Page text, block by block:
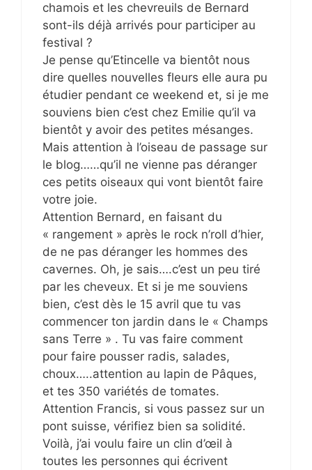
chamois et les chevreuils de Bernard
sont-ils déjà arrivés pour participer au
festival ?
Je pense qu’Etincelle va bientôt nous
dire quelles nouvelles fleurs elle aura pu
étudier pendant ce weekend et, si je me
souviens bien c’est chez Emilie qu’il va
bientôt y avoir des petites mésanges.
Mais attention à l’oiseau de passage sur
le blog……qu’il ne vienne pas déranger
ces petits oiseaux qui vont bientôt faire
votre joie.
Attention Bernard, en faisant du
« rangement » après le rock n’roll d’hier,
de ne pas déranger les hommes des
cavernes. Oh, je sais….c’est un peu tiré
par les cheveux. Et si je me souviens
bien, c’est dès le 15 avril que tu vas
commencer ton jardin dans le « Champs
sans Terre » . Tu vas faire comment
pour faire pousser radis, salades,
choux…..attention au lapin de Pâques,
et tes 350 variétés de tomates.
Attention Francis, si vous passez sur un
pont suisse, vérifiez bien sa solidité.
Voilà, j’ai voulu faire un clin d’œil à
toutes les personnes qui écrivent